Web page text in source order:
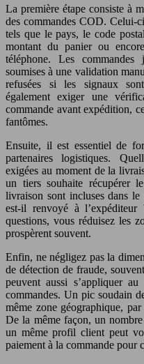
La première étape consiste à
des commandes COD. Celui-
tels que le pays, le code
montant du panier ou
téléphone. Les
soumises à une validation
refusées si les signaux
également exiger une
commande avant expédition,
fantômes.
Ensuite, il est essentiel de
partenaires logistiques.
exigées au moment de la
un tiers souhaite récupérer
livraison sont incluses dans
est-il renvoyé à
questions, vous réduisez les
prospèrent souvent.
Enfin, ne négligez pas la
de détection de fraude,
peuvent aussi s’appliquer
commandes. Un pic soudain
même zone géographique,
De la même façon, un
un même profil client peut
paiement à la commande pour